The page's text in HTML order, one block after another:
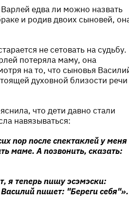
едва ли можно назвать
и родив двоих сыновей,
не сетовать на судьбу.
потеряла маму, она
на то, что сыновья
духовной близости речи
что дети давно стали
навязываться:
пор после спектаклей у меня
маме. А позвонить, сказать:
я теперь пишу эсэмэски:
пишет: "Береги себя"».